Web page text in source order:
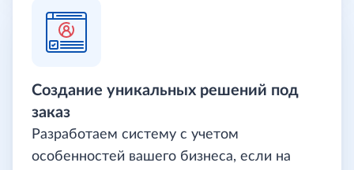
Создание уникальных решений под
заказ
Разработаем систему с учетом
особенностей вашего бизнеса, если на